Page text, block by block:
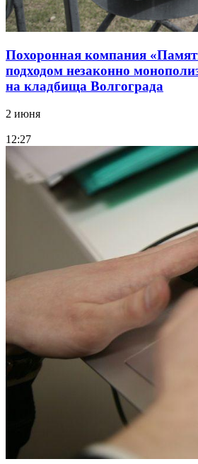
Похоронная компания
подходом незаконно
на кладбища Волгограда
2 июня
12:27